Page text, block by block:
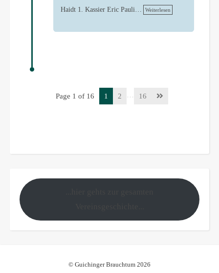
Haidt 1. Kassier Eric Pauli…
Weiterlesen
Page 1 of 16 1 2 … 16
© Guichinger Brauchtum 2026